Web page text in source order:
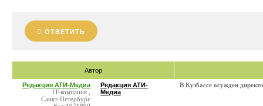
ОТВЕТИТЬ
Автор
Редакция АТИ-Медиа
IT-компания ,
Санкт-Петербург
Редакция АТИ-
Медиа
В Кузбассе осужден